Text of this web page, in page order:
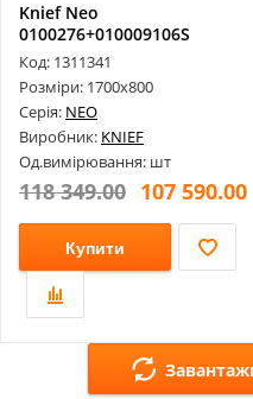
Knief Neo
0100276+010009106S
Окрема Акрилова Ванна
1...
Код: 1311341
Розміри: 1700х800
Серія: NEO
Виробник: KNIEF
Од.вимірювання: шт
118 349.00 107 590.00
Купити